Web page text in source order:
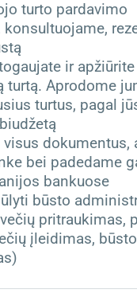
turto pardavimo
konsultuojame,
ir apžiūrite
turtą. Aprodome
turtus, pagal
visus dokumentus,
bei padedame
bankuose
būsto
pritraukimas,
įleidimas,